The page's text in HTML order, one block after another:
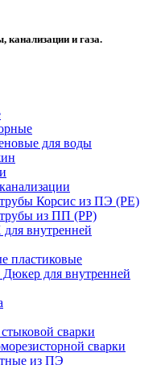
канализации и газа.
для воды
Корсис из ПЭ (PE)
из ПП (PP)
внутренней
пластиковые
для внутренней
сварки
сварки
из ПЭ